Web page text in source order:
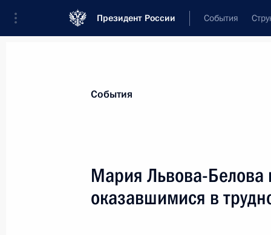
Президент России События
События
Мария Львова-Белова
оказавшимися в